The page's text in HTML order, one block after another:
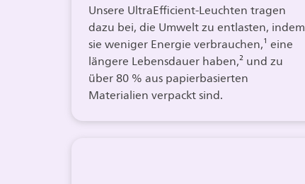
Unsere UltraEfficient-Leuchten tragen
dazu bei, die Umwelt zu entlasten, indem
sie weniger Energie verbrauchen,¹ eine
längere Lebensdauer haben,² und zu
über 80 % aus papierbasierten
Materialien verpackt sind.